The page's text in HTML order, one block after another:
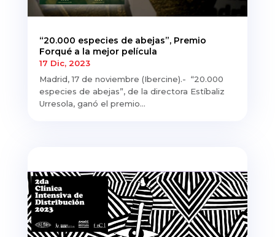
“20.000 especies de abejas”, Premio
Forqué a la mejor película
17 Dic, 2023
Madrid, 17 de noviembre (Ibercine).- “20.000
especies de abejas”, de la directora Estíbaliz
Urresola, ganó el premio...